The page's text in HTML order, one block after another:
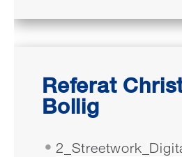
Referat
Bollig